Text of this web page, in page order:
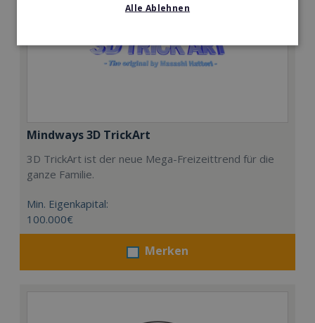
Mindways 3D TrickArt
3D TrickArt ist der neue Mega-Freizeittrend für die
ganze Familie.
Min. Eigenkapital:
100.000€
Merken
Alle Ablehnen